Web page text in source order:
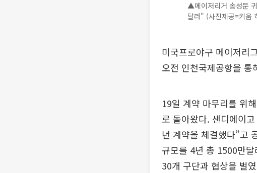
▲메이저리거 송성문
달러" (사진제공=키움
미국프로야구 메이저리
오전 인천국제공항을 통
19일 계약 마무리를 위
로 돌아왔다. 샌디에이
년 계약을 체결했다”고
규모를 4년 총 1500만
30개 구단과 협상을 벌